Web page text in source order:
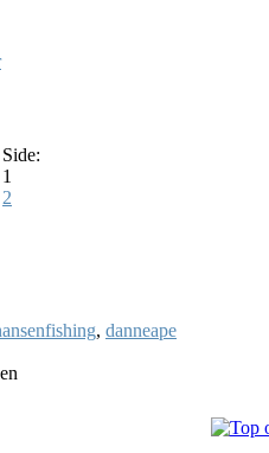
Side:
1
2
, danneape